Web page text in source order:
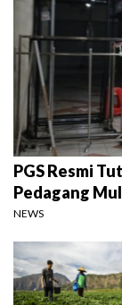
PGS Resmi
Pedagang
NEWS